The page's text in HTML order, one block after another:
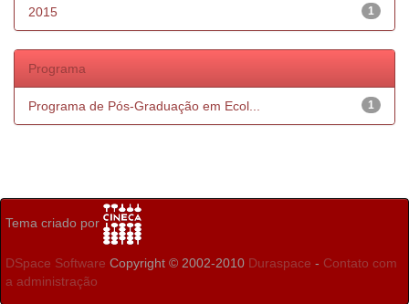
1
2015
Programa
1
Programa de Pós-Graduação em Ecol...
Tema criado por
DSpace Software Copyright © 2002-2010 Duraspace - Contato com
a administração